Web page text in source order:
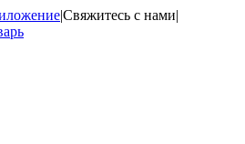
|Свяжитесь с нами|